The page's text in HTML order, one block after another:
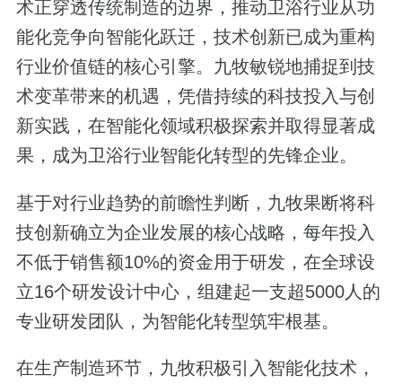
术正穿透传统制造的边界，推动卫浴行业从功
能化竞争向智能化跃迁，技术创新已成为重构
行业价值链的核心引擎。九牧敏锐地捕捉到技
术变革带来的机遇，凭借持续的科技投入与创
新实践，在智能化领域积极探索并取得显著成
果，成为卫浴行业智能化转型的先锋企业。
基于对行业趋势的前瞻性判断，九牧果断将科
技创新确立为企业发展的核心战略，每年投入
不低于销售额10%的资金用于研发，在全球设
立16个研发设计中心，组建起一支超5000人的
专业研发团队，为智能化转型筑牢根基。
在生产制造环节，九牧积极引入智能化技术，